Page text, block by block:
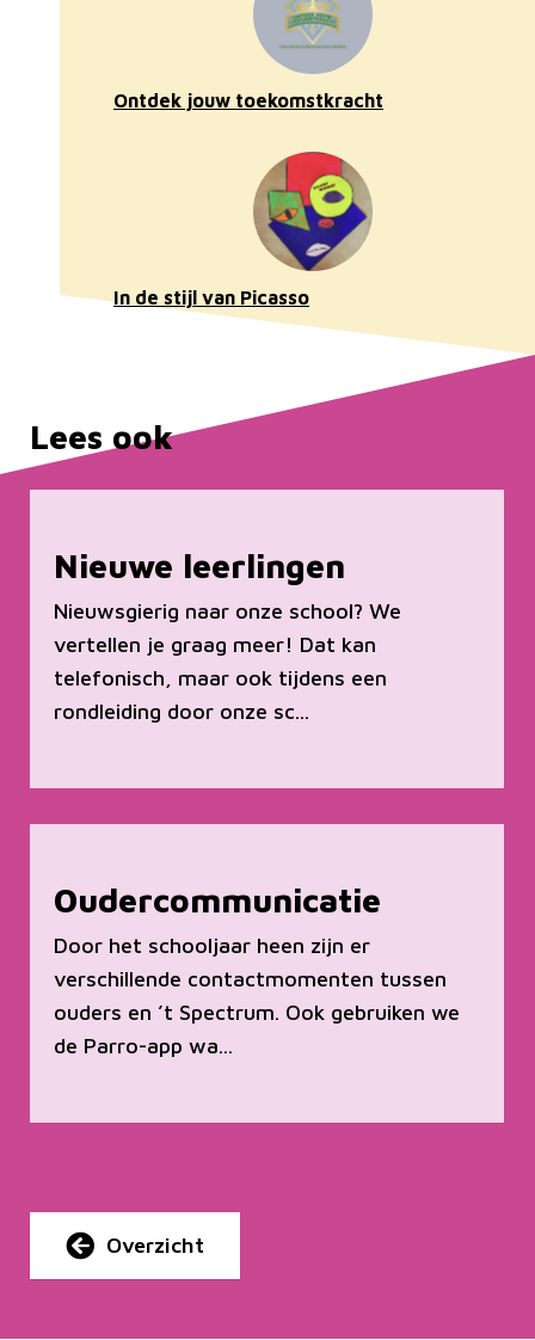
Ontdek jouw toekomstkracht
In de stijl van Picasso
Lees ook
Nieuwe leerlingen
Nieuwsgierig naar onze school? We
vertellen je graag meer! Dat kan
telefonisch, maar ook tijdens een
rondleiding door onze sc...
Oudercommunicatie
Door het schooljaar heen zijn er
verschillende contactmomenten tussen
ouders en ’t Spectrum. Ook gebruiken we
de Parro-app wa...
Overzicht